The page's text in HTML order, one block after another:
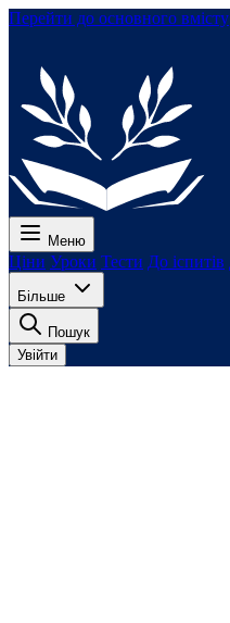
Перейти до основного вмісту
Меню
Ціни Уроки Тести До іспитів
Більше
Пошук
Увійти